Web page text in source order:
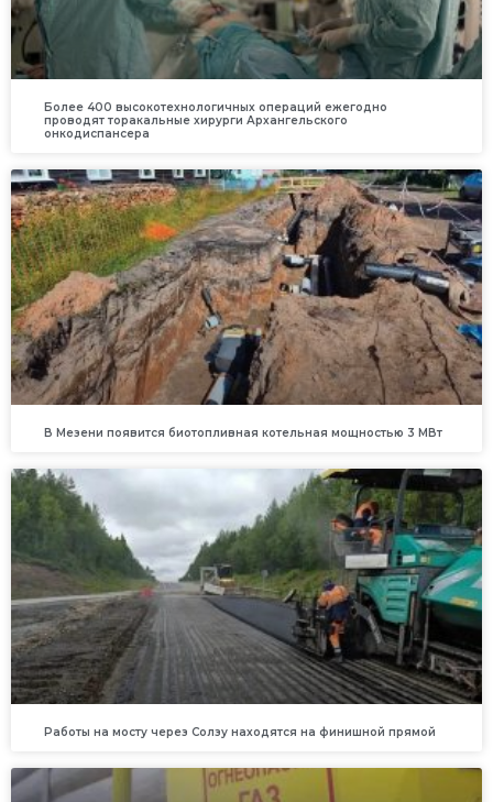
Более 400 высокотехнологичных операций ежегодно
проводят торакальные хирурги Архангельского
онкодиспансера
В Мезени появится биотопливная котельная мощностью 3 МВт
Работы на мосту через Солзу находятся на финишной прямой